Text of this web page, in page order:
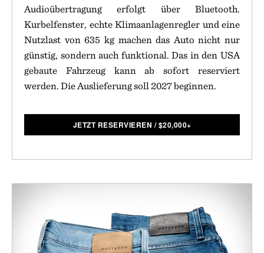
Audioübertragung erfolgt über Bluetooth.
Kurbelfenster, echte Klimaanlagenregler und eine
Nutzlast von 635 kg machen das Auto nicht nur
günstig, sondern auch funktional. Das in den USA
gebaute Fahrzeug kann ab sofort reserviert
werden. Die Auslieferung soll 2027 beginnen.
JETZT RESERVIEREN /$20,000+